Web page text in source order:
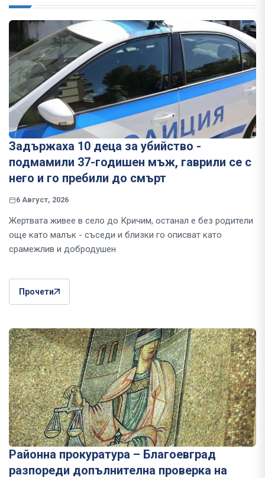
Задържаха 10 деца за убийство -
подмамили 37-годишен мъж, гаврили се с
него и го пребили до смърт
6 Август, 2026
Жертвата живее в село до Кричим, останал е без родители
още като малък - съседи и близки го описват като
срамежлив и добродушен
Прочети
Районна прокуратура – Благоевград
разпореди допълнителна проверка на